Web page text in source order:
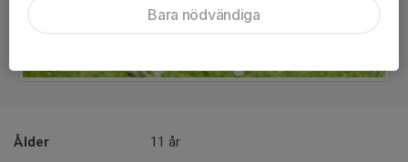
Ålder 11 år
Bara nödvändiga